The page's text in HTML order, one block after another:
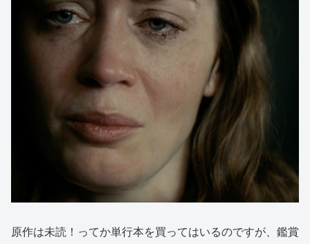
原作は未読！ってか単行本を買ってはいるのですが、鑑賞